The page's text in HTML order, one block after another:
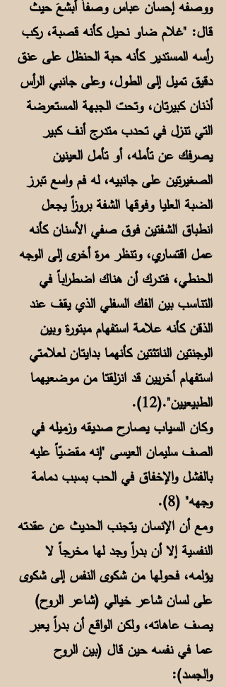
ووصفه إحسان عباس وصفاً أبشعَ حيث
قال: "غلام ضاو نحيل كأنه قصبة، ركب
رأسه المستدير كأنه حبة الحنظل على عنق
دقيق تميل إلى الطول، وعلى جانبي الرأس
أذنان كبيرتان، وتحت الجبهة المستعرضة
التي تنزل في تحدب متدرج أنف كبير
يصرفك عن تأمله، أو تأمل العينين
الصغيرتين على جانبيه، له فم واسع تبرز
الضبة العليا وفوقها الشفة بروزاً يجعل
انطباق الشفتين فوق صفي الأسنان كأنه
عمل اقتساري، وتنظر مرة أخرى إلى الوجه
الحنطي، فتدرك أن هناك اضطراباً في
التناسب بين الفك السفلي الذي يقف عند
الذقن كأنه علامة استفهام مبتورة وبين
الوجنتين الناتئتين كأنهما بدايتان لعلامتي
استفهام أخريين قد انزلقتا من موضعيهما
الطبيعيين".(12).
وكان السياب يصارح صديقه وزميله في
الصف سليمان العيسى "إنه مقضيّاً عليه
بالفشل والإخفاق في الحب بسبب دمامة
وجهه" (8).
ومع أن الإنسان يتجنب الحديث عن عقدته
النفسية إلا أن بدراً وجد لها مخرجاً لا
يؤلمه، فحولها من شكوى النفس إلى شكوى
على لسان شاعر خيالي (شاعر الروح)
يصف عاهاته، ولكن الواقع أن بدراً يعبر
عما في نفسه حين قال (بين الروح
والجسد):